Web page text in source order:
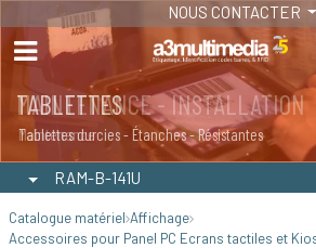
NOUS CONTACTER
MAINTENANCE - INSTALLATION
Maintenance
TABLETTES
Tablettes durcies - Étanches - Résistantes
RAM-B-141U
Catalogue matériel Affichage
Accessoires pour Panel PC Ecrans tactiles et